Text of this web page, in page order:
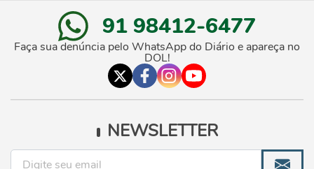
91 98412-6477
Faça sua denúncia pelo WhatsApp do Diário e apareça no
DOL!
NEWSLETTER